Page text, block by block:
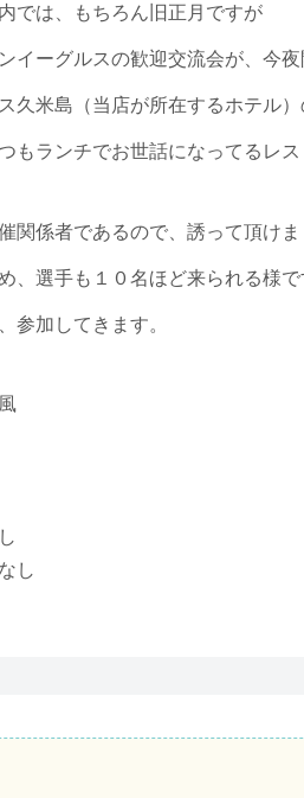
では、もちろん旧正月ですが
イーグルスの歓迎交流会が、今
久米島（当店が所在するホテル
もランチでお世話になってるレ
関係者であるので、誘って頂け
、選手も１０名ほど来られる様
参加してきます。
し